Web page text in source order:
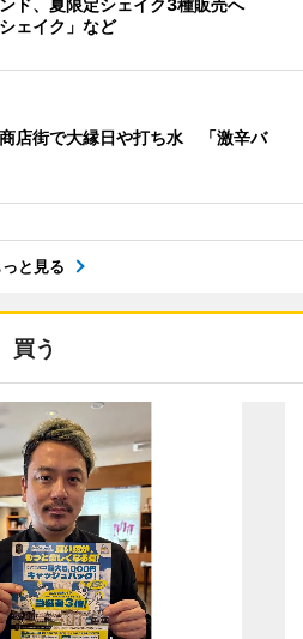
ェイク」など
店街で大縁日や打ち水 「激辛バ
っと見る
買う